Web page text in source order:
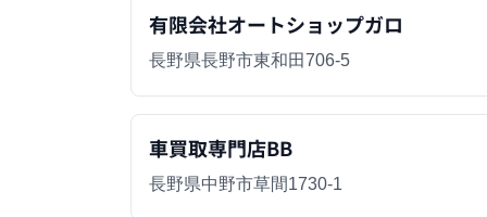
有限会社オートショップガロ
長野県長野市東和田706-5
車買取専門店BB
長野県中野市草間1730-1